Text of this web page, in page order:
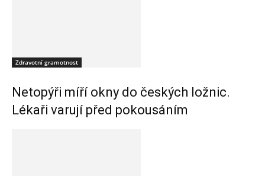
Zdravotní gramotnost
Netopýři míří okny do českých ložnic.
Lékaři varují před pokousáním